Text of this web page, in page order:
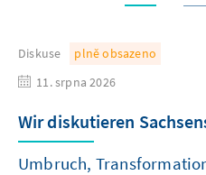
Diskuse
plně obsazeno
11. srpna 2026
Wir diskutieren
Umbruch,